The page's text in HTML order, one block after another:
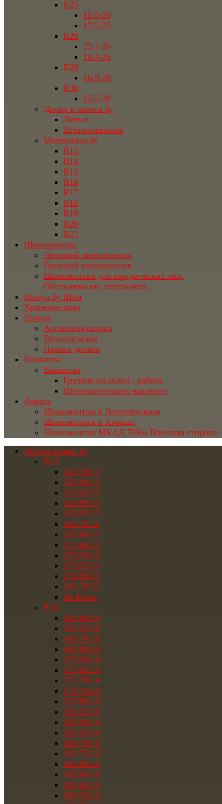
R25
15.5-25
17.5-25
R26
23.1-26
18.4-26
R28
16.9-28
R38
15.5-38
Диски и колеса бу
Литые
Штампованные
Мотошины бу
R13
R14
R15
R16
R17
R18
R19
R20
R21
Шиномонтаж
Легковой шиномонтаж
Грузовой шиномонтаж
Шиномонтаж для юридических лиц.
Обслуживание автопарков.
Выкуп бу Шин
Хранение шин
Услуги
Аргоновая сварка
Вулканизация
Правка дисков
Контакты
Вакансии
Грузчик на склад - работа
Шиномонтажник вакансия
Адреса
Шиномонтаж в Долгопрудном
Шиномонтаж в Химках
Шиномонтаж МКАД 79Км Внешняя сторона
Летние шины бу
R13
145/70/13
155/60/13
155/65/13
155/80/13
165/65/13
165/70/13
165/80/13
175/60/13
175/70/13
175/75/13
175/80/13
185/70/13
На Matiz
R14
165/60/14
165/65/14
165/70/14
165/80/14
175/60/14
175/65/14
175/70/14
175/75/14
175/80/14
185/55/14
185/60/14
185/65/14
185/70/14
185/75/14
185/80/14
195/60/14
195/65/14
195/70/14